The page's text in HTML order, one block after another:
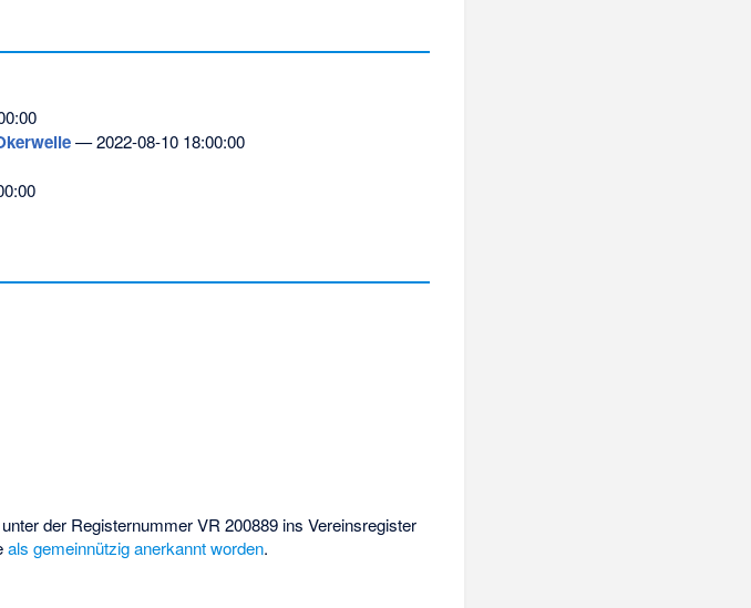
— 2022-08-10 18:00:00
der Registernummer VR 200889 ins Vereinsregister
als gemeinnützig anerkannt worden.